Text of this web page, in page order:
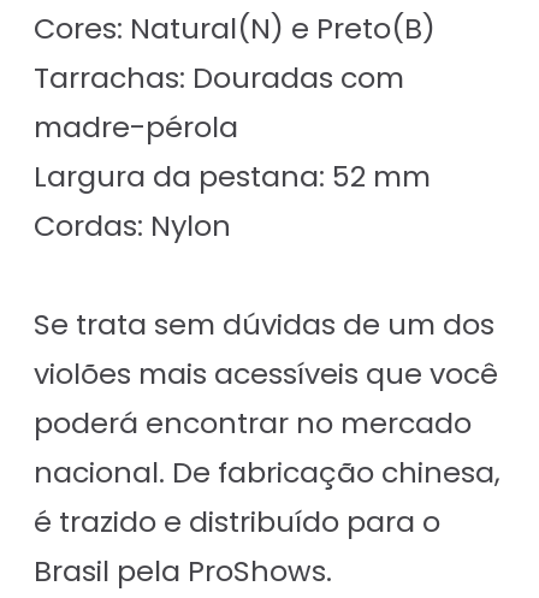
Cores: Natural(N) e Preto(B)
Tarrachas: Douradas com
madre-pérola
Largura da pestana: 52 mm
Cordas: Nylon
Se trata sem dúvidas de um dos
violões mais acessíveis que você
poderá encontrar no mercado
nacional. De fabricação chinesa,
é trazido e distribuído para o
Brasil pela ProShows.